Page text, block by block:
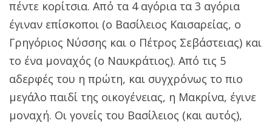
πέντε κορίτσια. Από τα 4 αγόρια τα 3 αγόρια
έγιναν επίσκοποι (ο Βασίλειος Καισαρείας, ο
Γρηγόριος Νύσσης και ο Πέτρος Σεβάστειας) και
το ένα μοναχός (ο Ναυκράτιος). Από τις 5
αδερφές του η πρώτη, και συγχρόνως το πιο
μεγάλο παιδί της οικογένειας, η Μακρίνα, έγινε
μοναχή. Οι γονείς του Βασίλειος (και αυτός),